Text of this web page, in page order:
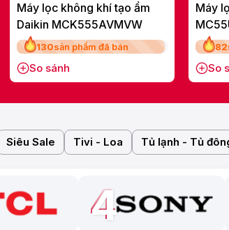
Máy lọc không khí tạo ẩm
Daikin MCK555AVMVW
130sản phẩm đã bán
So sánh
Máy
82
So
Siêu Sale Tivi - Loa Tủ lạnh - Tủ
4